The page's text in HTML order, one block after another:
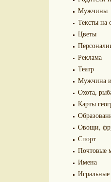
Мужчины
Тексты на
Цветы
Реклама
Театр
Мужчина
Охота,
Карты
Овощи,
Спорт
Почтовые
Имена